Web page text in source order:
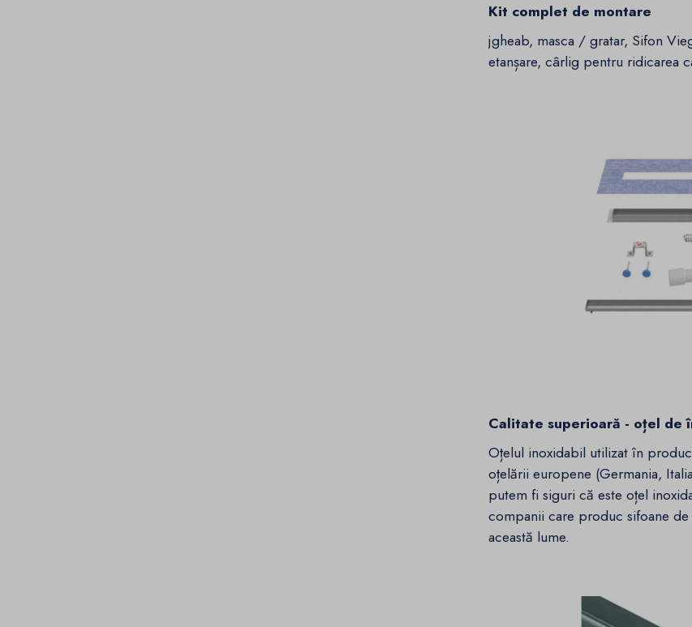
Kit complet de montare
jgheab, masca / gratar, Sifon
etanșare, cârlig pentru ridicarea
Calitate superioară - oțel de
Oțelul inoxidabil utilizat în
oțelării europene (Germania,
putem fi siguri că este oțel
companii care produc sifoane
această lume.